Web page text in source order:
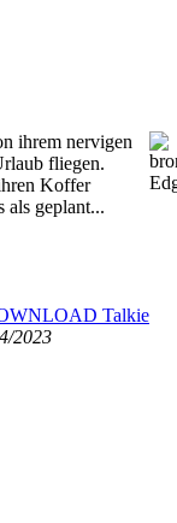
ihrem nervigen
fliegen.
Koffer
als geplant...
Talkie
2023